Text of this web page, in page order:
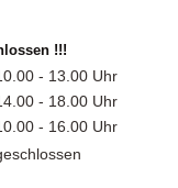
!!!
- 13.00 Uhr
- 18.00 Uhr
- 16.00 Uhr